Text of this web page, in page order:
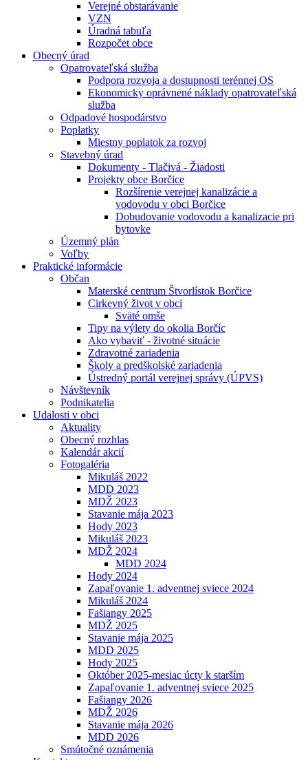
Verejné obstarávanie
VZN
Úradná tabuľa
Rozpočet obce
Obecný úrad
Opatrovateľská služba
Podpora rozvoja a dostupnosti terénnej OS
Ekonomicky oprávnené náklady opatrovateľská
služba
Odpadové hospodárstvo
Poplatky
Miestny poplatok za rozvoj
Stavebný úrad
Dokumenty - Tlačivá - Žiadosti
Projekty obce Borčice
Rozšírenie verejnej kanalizácie a
vodovodu v obci Borčice
Dobudovanie vodovodu a kanalizacie pri
bytovke
Územný plán
Voľby
Praktické informácie
Občan
Materské centrum Štvorlístok Borčice
Cirkevný život v obci
Sväté omše
Tipy na výlety do okolia Borčíc
Ako vybaviť - životné situácie
Zdravotné zariadenia
Školy a predškolské zariadenia
Ústredný portál verejnej správy (ÚPVS)
Návštevník
Podnikatelia
Udalosti v obci
Aktuality
Obecný rozhlas
Kalendár akcií
Fotogaléria
Mikuláš 2022
MDD 2023
MDŽ 2023
Stavanie mája 2023
Hody 2023
Mikuláš 2023
MDŽ 2024
MDD 2024
Hody 2024
Zapaľovanie 1. adventnej sviece 2024
Mikuláš 2024
Fašiangy 2025
MDŽ 2025
Stavanie mája 2025
MDD 2025
Hody 2025
Október 2025-mesiac úcty k starším
Zapaľovanie 1. adventnej sviece 2025
Fašiangy 2026
MDŽ 2026
Stavanie mája 2026
MDD 2026
Smútočné oznámenia